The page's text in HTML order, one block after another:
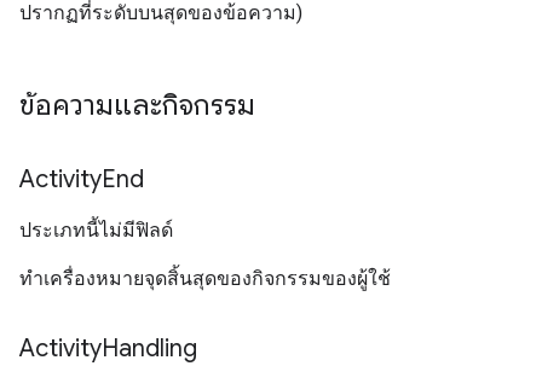
ปรากฏที่ระดับบนสุดของข้อความ)
ข้อความและกิจกรรม
ActivityEnd
ประเภทนี้ไม่มีฟิลด์
ทำเครื่องหมายจุดสิ้นสุดของกิจกรรมของผู้ใช้
ActivityHandling